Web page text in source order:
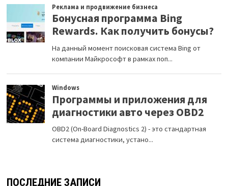
ПОСЛЕДНИЕ ЗАПИСИ